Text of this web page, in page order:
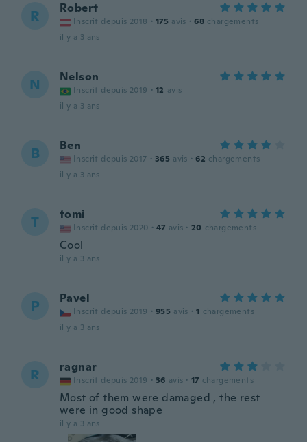
R Robert
Inscrit depuis 2018 · 175 avis · 68 chargements
il y a 3 ans
N Nelson
Inscrit depuis 2019 · 12 avis
il y a 3 ans
B Ben
Inscrit depuis 2017 · 365 avis · 62 chargements
il y a 3 ans
T tomi
Inscrit depuis 2020 · 47 avis · 20 chargements
Cool
il y a 3 ans
P Pavel
Inscrit depuis 2019 · 955 avis · 1 chargements
il y a 3 ans
R ragnar
Inscrit depuis 2019 · 36 avis · 17 chargements
Most of them were damaged , the rest
were in good shape
il y a 3 ans